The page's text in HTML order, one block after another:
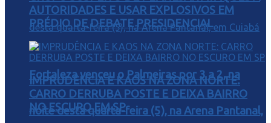
Fortaleza venceu o Palmeiras por 3 a 2, na
noite desta quarta-feira (5), na Arena Pantanal,
AUTORIDADES E USAR EXPLOSIVOS EM
PRÉDIO DE DEBATE PRESIDENCIAL
IMPRUDÊNCIA E KAOS NA ZONA NORTE:
CARRO DERRUBA POSTE E DEIXA BAIRRO
NO ESCURO EM SP